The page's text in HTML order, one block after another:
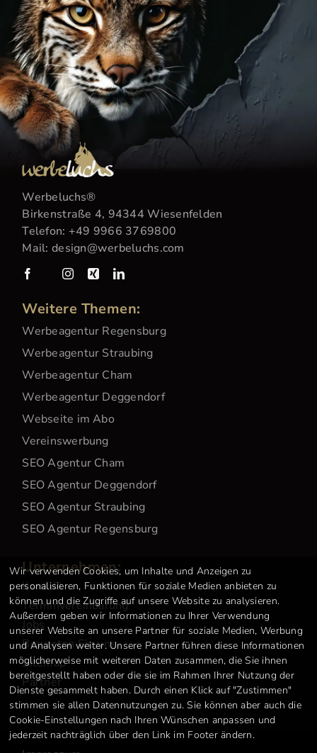
Werbeluchs®
Birkenstraße 4, 94344 Wiesenfelden
Telefon: +49 9966 3769800
Mail: design@werbeluchs.com
Weitere Themen:
Werbeagentur Regensburg
Werbeagentur Straubing
Werbeagentur Cham
Werbeagentur Deggendorf
Webseite im Abo
Vereinswerbung
SEO Agentur Cham
SEO Agentur Deggendorf
SEO Agentur Straubing
SEO Agentur Regensburg
Unternehmen:
Kontakt
Terminvereinbarung
Jobs
Bewerten Sie uns
Sitemap
Partner
Wir verwenden Cookies, um Inhalte und Anzeigen zu
personalisieren, Funktionen für soziale Medien anbieten zu
können und die Zugriffe auf unsere Website zu analysieren.
Außerdem geben wir Informationen zu Ihrer Verwendung
unserer Website an unsere Partner für soziale Medien, Werbung
und Analysen weiter. Unsere Partner führen diese Informationen
möglicherweise mit weiteren Daten zusammen, die Sie ihnen
bereitgestellt haben oder die sie im Rahmen Ihrer Nutzung der
Dienste gesammelt haben. Durch einen Klick auf "Zustimmen"
stimmen sie allen Datennutzungen zu. Sie können aber auch die
Cookie-Einstellungen nach Ihren Wünschen anpassen und
jederzeit nachträglich über den Link im Footer ändern.